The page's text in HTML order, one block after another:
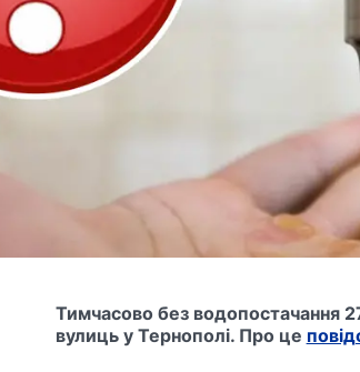
Тимчасово без водопостачання
вулиць у Тернополі. Про це